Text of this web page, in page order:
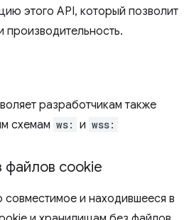
этого API, который позволит
разработчикам также
схемам ws: и wss:
файлов cookie
и находившееся в